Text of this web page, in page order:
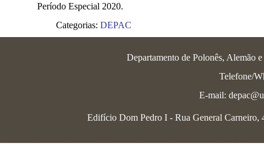
Período Especial 2020.
Categorias: DEPAC
Departamento de Polonês, Alemão
Telefone/
E-mail:
Edifício Dom Pedro I - Rua General Carneiro,